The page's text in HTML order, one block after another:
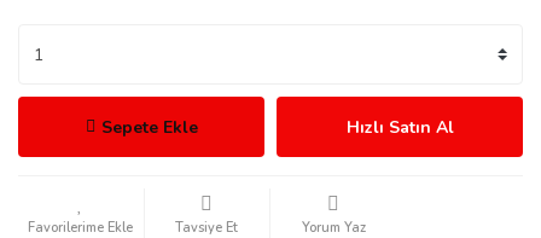
Sepete Ekle Hızlı Satın Al
Tavsiye Et Yorum Yaz